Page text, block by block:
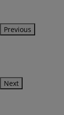
Previous
Next